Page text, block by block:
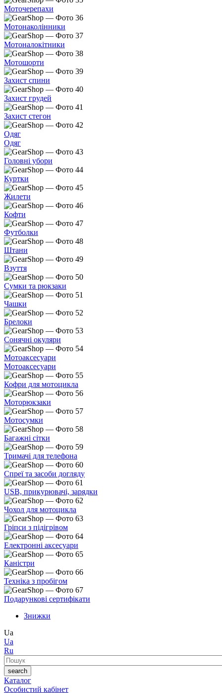
Моточерепахи
Мотонаколінники
Мотоналокітники
Мотошорти
Захист спини
Захист грудей
Захист стегон
Одяг
Одяг
Головні убори
Куртки
Жилети
Кофти
Футболки
Штани
Взуття
Сумки та рюкзаки
Чашки
Брелоки
Сонячні окуляри
Мотоаксесуари
Мотоаксесуари
Кофри для мотоцикла
Моторюкзаки
Мотосумки
Багажні сітки
Тримачі для телефона
Спреї та засоби догляду
USB, прикурювачі, зарядки
Чохол для мотоцикла
Гріпси з підігрівом
Електронні аксесуари
Каністри
Техніка з пробігом
Подарункові сертифікати
Знижки
Ua
Ua
Ru
Пошук
search
Каталог
Особистий кабінет